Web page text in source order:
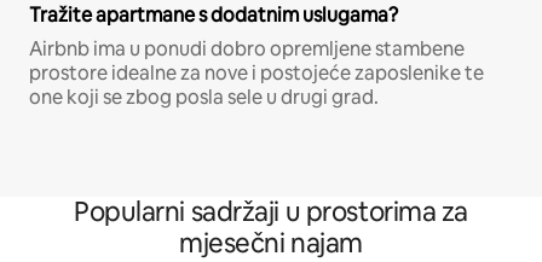
Tražite apartmane s dodatnim uslugama?
Airbnb ima u ponudi dobro opremljene stambene
prostore idealne za nove i postojeće zaposlenike te
one koji se zbog posla sele u drugi grad.
Popularni sadržaji u prostorima za
mjesečni najam